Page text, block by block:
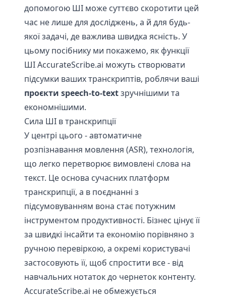
допомогою ШІ може суттєво скоротити цей
час не лише для досліджень, а й для будь-
якої задачі, де важлива швидка ясність. У
цьому посібнику ми покажемо, як функції
ШІ AccurateScribe.ai можуть створювати
підсумки ваших транскриптів, роблячи ваші
проєкти speech-to-textзручнішими та
економнішими.
Сила ШІ в транскрипції
У центрі цього - автоматичне
розпізнавання мовлення (ASR), технологія,
що легко перетворює вимовлені слова на
текст. Це основа сучасних платформ
транскрипції, а в поєднанні з
підсумовуванням вона стає потужним
інструментом продуктивності. Бізнес цінує її
за швидкі інсайти та економію порівняно з
ручною перевіркою, а окремі користувачі
застосовують її, щоб спростити все - від
навчальних нотаток до чернеток контенту.
AccurateScribe.ai не обмежується